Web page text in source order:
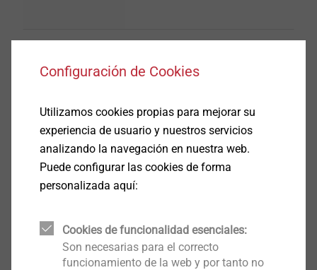
Ver producto
SDK U
SATE
Configuración de Cookies
Utilizamos cookies propias para mejorar su
experiencia de usuario y nuestros servicios
analizando la navegación en nuestra web.
Puede configurar las cookies de forma
personalizada aquí:
Cookies de funcionalidad esenciales:
Son necesarias para el correcto
funcionamiento de la web y por tanto no